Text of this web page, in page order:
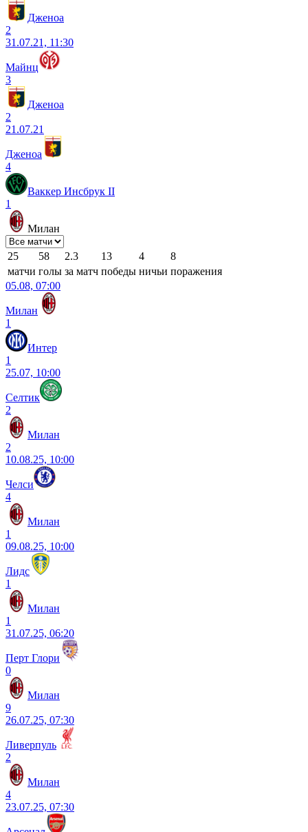
Дженоа
2
31.07.21, 11:30
Майнц
3
Дженоа
2
21.07.21
Дженоа
4
Ваккер Инсбрук II
1
Милан
25 58 2.3 13 4
8
матчи голы за матч победы ничьи поражения
05.08, 07:00
Милан
1
Интер
1
25.07, 10:00
Селтик
2
Милан
2
10.08.25, 10:00
Челси
4
Милан
1
09.08.25, 10:00
Лидс
1
Милан
1
31.07.25, 06:20
Перт Глори
0
Милан
9
26.07.25, 07:30
Ливерпуль
2
Милан
4
23.07.25, 07:30